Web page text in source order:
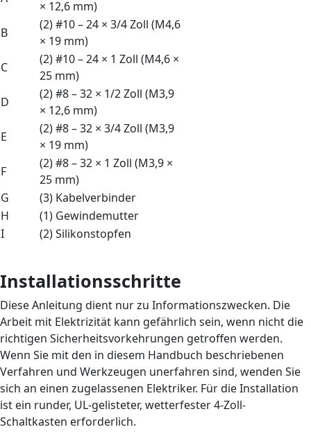
× 12,6 mm)
B
(2) #10 – 24 × 3/4 Zoll (M4,6
× 19 mm)
C
(2) #10 – 24 × 1 Zoll (M4,6 ×
25 mm)
D
(2) #8 – 32 × 1/2 Zoll (M3,9
× 12,6 mm)
E
(2) #8 – 32 × 3/4 Zoll (M3,9
× 19 mm)
F
(2) #8 – 32 × 1 Zoll (M3,9 ×
25 mm)
G
(3) Kabelverbinder
H
(1) Gewindemutter
I
(2) Silikonstopfen
Installationsschritte
Diese Anleitung dient nur zu Informationszwecken. Die
Arbeit mit Elektrizität kann gefährlich sein, wenn nicht die
richtigen Sicherheitsvorkehrungen getroffen werden.
Wenn Sie mit den in diesem Handbuch beschriebenen
Verfahren und Werkzeugen unerfahren sind, wenden Sie
sich an einen zugelassenen Elektriker. Für die Installation
ist ein runder, UL-gelisteter, wetterfester 4-Zoll-
Schaltkasten erforderlich.